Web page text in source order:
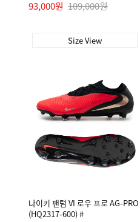
93,000원 109,000원
Size View
나이키 팬텀 VI 로우 프로 AG-PRO
(HQ2317-600) #